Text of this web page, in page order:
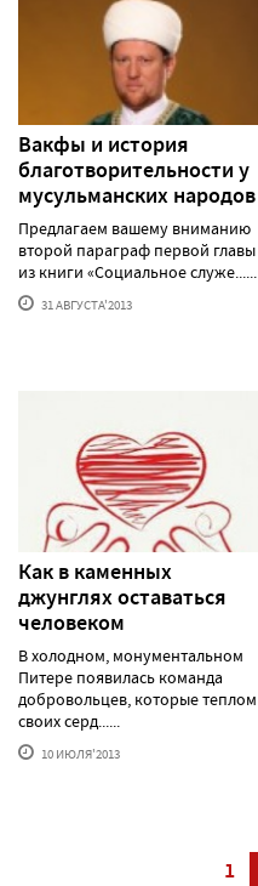
Вакфы и история
благотворительности у
мусульманских народов
Предлагаем вашему вниманию
второй параграф первой главы
из книги «Социальное служе......
31 АВГУСТА'2013
Как в каменных
джунглях оставаться
человеком
В холодном, монументальном
Питере появилась команда
добровольцев, которые теплом
своих серд......
10 ИЮЛЯ'2013
1